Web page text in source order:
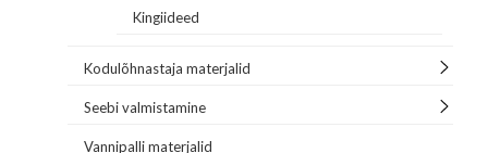
Kingiideed
Kodulõhnastaja materjalid
Seebi valmistamine
Vannipalli materjalid